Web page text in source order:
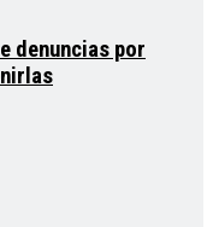
denuncias por